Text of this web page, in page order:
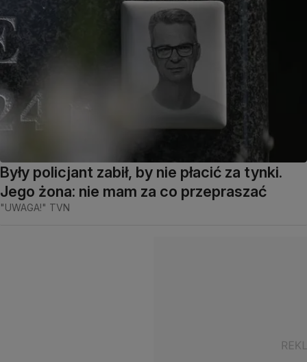
Były policjant zabił, by nie płacić za tynki.
Jego żona: nie mam za co przepraszać
"UWAGA!" TVN